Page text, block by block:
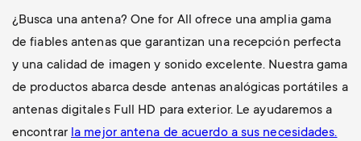
¿Busca una antena? One for All ofrece una amplia gama
de fiables antenas que garantizan una recepción perfecta
y una calidad de imagen y sonido excelente. Nuestra gama
de productos abarca desde antenas analógicas portátiles a
antenas digitales Full HD para exterior. Le ayudaremos a
encontrar la mejor antena de acuerdo a sus necesidades.